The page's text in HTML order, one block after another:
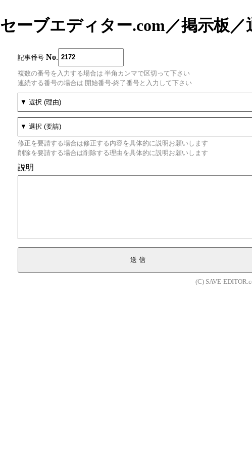
セーブエディター.com／掲示板／
記事番号 No
複数の番号を入力する場合は 半角カンマで区切って下さい
連続する番号の場合は 開始番号-終了番号と入力して下さい
修正を要請する場合は修正する内容を具体的に説明お願いします
削除を要請する場合は削除する理由を具体的に説明お願いします
説明
送信
(C) SAVE-